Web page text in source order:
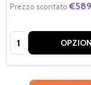
Prezzo scontato
Quantità: